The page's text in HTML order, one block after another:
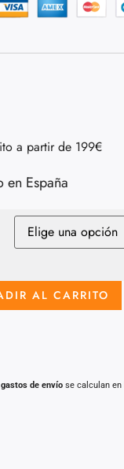
a partir de 199€
en España
AL CARRITO
gastos de envío se calculan en